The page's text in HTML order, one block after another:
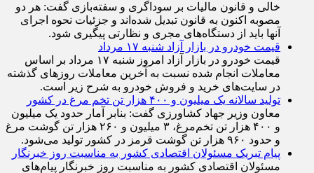
خالی و قانون مالیات بر سوداگری و سفته‌بازی گفت: هر دو
مصوبه اکنون به قانون تبدیل شده‌اند و جزئیات نحوه اجرای
آنها باید از دستگاه‌های مجری و نظارتی پیگیری شود.
قیمت خودرو در بازار آزاد شنبه ۱۷ مرداد
قیمت خودرو در بازار آزاد امروز شنبه ۱۷ مرداد بر اساس
معاملات انجام شده نسبت به آخرین معاملات روز‌های گذشته
در سایت‌های خرید و فروش خودرو به شرح زیر است.
تولید سالانه یک میلیون و ۴۰۰ هزار تن تخم مرغ در کشور
معاون وزیر جهاد کشاورزی گفت: بنابر آمار حدود یک میلیون
و ۴۰۰ هزار تن تخم‌مرغ، ۳ میلیون و ۲۶۰ هزار تن گوشت مرغ
و حدود ۹۶۰ هزار تن گوشت قرمز در کشور تولید می‌شود.
پیام تبریک مسئولان اقتصادی کشور به مناسبت روز خبرنگار
مسئولان اقتصادی کشور به مناسبت روز خبرنگار پیام‌های